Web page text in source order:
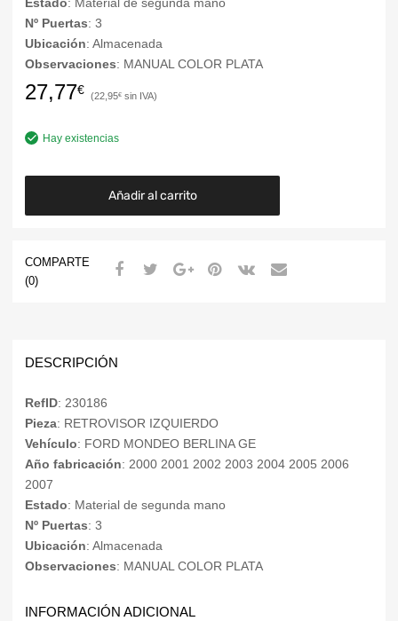
Nº Puertas: 3
Ubicación: Almacenada
Observaciones: MANUAL COLOR PLATA
27,77€ 22,95€
Hay existencias
Añadir al carrito
COMPARTE
(0)
DESCRIPCIÓN
RefID: 230186
Pieza: RETROVISOR IZQUIERDO
Vehículo: FORD MONDEO BERLINA GE
Año fabricación: 2000 2001 2002 2003 2004 2005 2006
2007
Estado: Material de segunda mano
Nº Puertas: 3
Ubicación: Almacenada
Observaciones: MANUAL COLOR PLATA
INFORMACIÓN ADICIONAL